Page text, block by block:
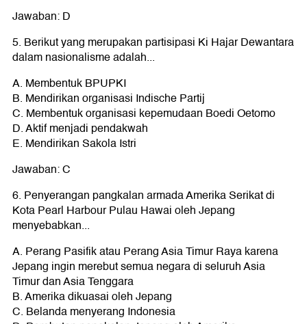
Jawaban: D
5. Berikut yang merupakan partisipasi Ki Hajar Dewantara
dalam nasionalisme adalah...
A. Membentuk BPUPKI
B. Mendirikan organisasi Indische Partij
C. Membentuk organisasi kepemudaan Boedi Oetomo
D. Aktif menjadi pendakwah
E. Mendirikan Sakola Istri
Jawaban: C
6. Penyerangan pangkalan armada Amerika Serikat di
Kota Pearl Harbour Pulau Hawai oleh Jepang
menyebabkan...
A. Perang Pasifik atau Perang Asia Timur Raya karena
Jepang ingin merebut semua negara di seluruh Asia
Timur dan Asia Tenggara
B. Amerika dikuasai oleh Jepang
C. Belanda menyerang Indonesia